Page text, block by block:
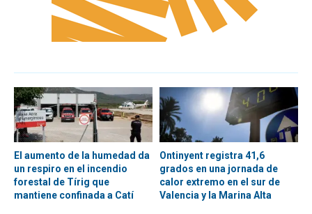
El aumento de la humedad da
un respiro en el incendio
forestal de Tírig que
mantiene confinada a Catí
Ontinyent registra 41,6
grados en una jornada de
calor extremo en el sur de
Valencia y la Marina Alta